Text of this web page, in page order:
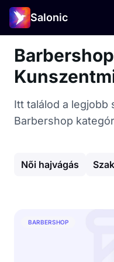
Salonic
Barbershop
Itt találod a legjobb
Barbershop
Női hajvágás
BARBERSHOP